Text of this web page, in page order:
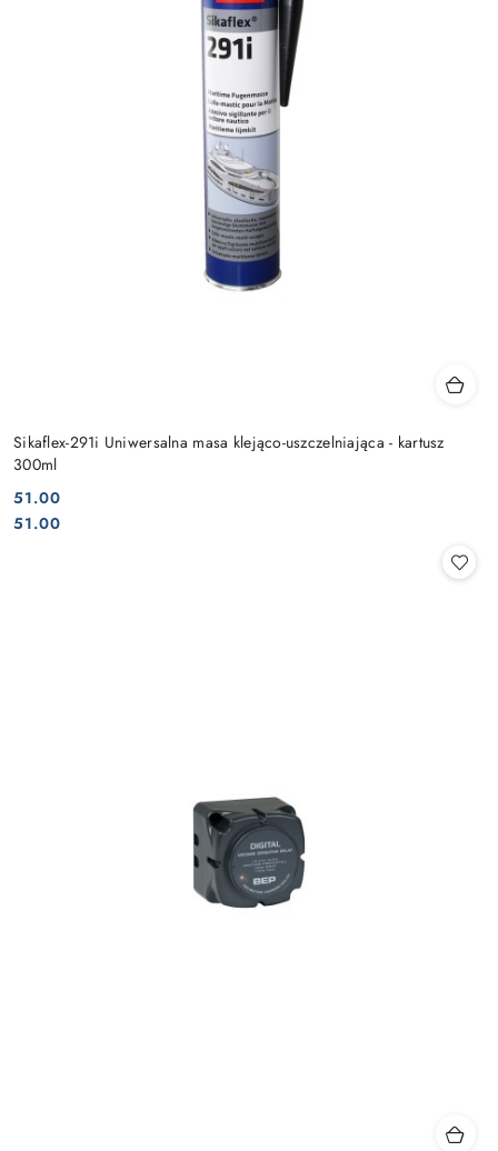
Sikaflex-291i Uniwersalna masa klejąco-uszczelniająca - kartusz
300ml
Cena:
51.00
Cena:
51.00